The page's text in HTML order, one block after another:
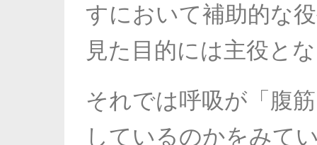
すにおいて補助的な
見た目的には主役と
それでは呼吸が「腹
しているのかをみて